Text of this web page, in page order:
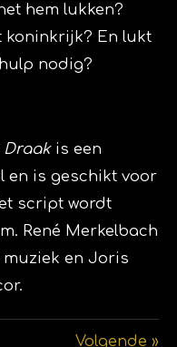
hem lukken?
koninkrijk? En lukt
nodig?
is een
en is geschikt voor
script wordt
René Merkelbach
en Joris
Volgende »